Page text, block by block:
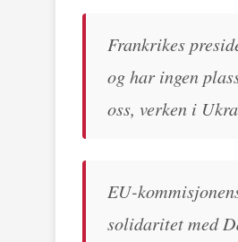
Frankrikes
og har ingen
oss, verken i
EU-
solidaritet med